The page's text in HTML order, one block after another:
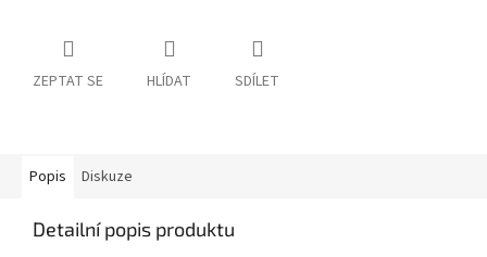
ZEPTAT SE HLÍDAT SDÍLET
Popis Diskuze
Detailní popis produktu